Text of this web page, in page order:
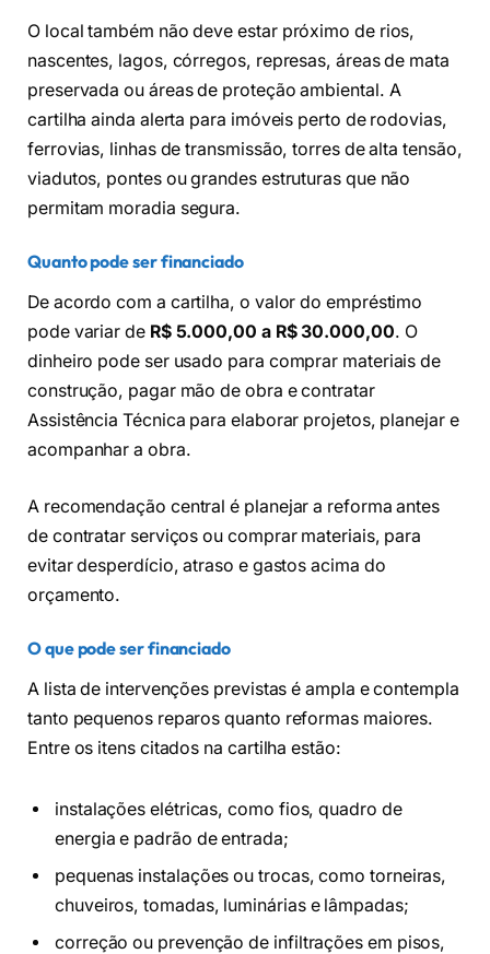
O local também não deve estar próximo de rios,
nascentes, lagos, córregos, represas, áreas de mata
preservada ou áreas de proteção ambiental. A
cartilha ainda alerta para imóveis perto de rodovias,
ferrovias, linhas de transmissão, torres de alta tensão,
viadutos, pontes ou grandes estruturas que não
permitam moradia segura.
Quanto pode ser financiado
De acordo com a cartilha, o valor do empréstimo
pode variar de R$ 5.000,00 a R$ 30.000,00. O
dinheiro pode ser usado para comprar materiais de
construção, pagar mão de obra e contratar
Assistência Técnica para elaborar projetos, planejar e
acompanhar a obra.
A recomendação central é planejar a reforma antes
de contratar serviços ou comprar materiais, para
evitar desperdício, atraso e gastos acima do
orçamento.
O que pode ser financiado
A lista de intervenções previstas é ampla e contempla
tanto pequenos reparos quanto reformas maiores.
Entre os itens citados na cartilha estão:
instalações elétricas, como fios, quadro de
energia e padrão de entrada;
pequenas instalações ou trocas, como torneiras,
chuveiros, tomadas, luminárias e lâmpadas;
correção ou prevenção de infiltrações em pisos,